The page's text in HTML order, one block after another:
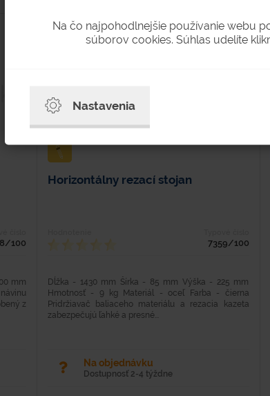
100
mm
z
Horizontálny rezací stojan
7359/100
Dĺžka - 1430 mm Šírka - 85 mm Výška - 225 mm
Hmotnosť - 9 kg Materiál - oceľ Farba - čierna
Pridržiavač baliaceho materiálu a rezacia kazeta
zabezpečujú ľahké a presné...
Na objednávku
Dostupnosť 2-4 týždne
Na čo najpohodlnejšie používanie webu
súborov cookies. Súhlas udelíte
Nastavenia